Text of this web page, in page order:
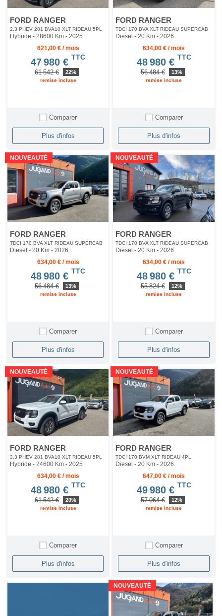
FORD RANGER
2.3 PHEV 281 BVA10 XLT RIDEAU 5PL
Hybride - 28600 Km - 2025
621,00 € / mois
47 980 € TTC
61 542 € 22%
remise incluse
Comparer
Plus d'infos
FORD RANGER
TDCI 170 BVA XLT RIDEAU SUPERCAB
Diesel - 20 Km- 2026
634,00 € / mois
48 980 € TTC
56 484 € 13%
remise incluse
Comparer
Plus d'infos
NOUVEAUTÉ
FORD RANGER
TDCI 170 BVA XLT RIDEAU SUPERCAB
Diesel - 20 Km - 2026
634,00 € / mois
48 980 € TTC
56 484 € 13%
remise incluse
Comparer
Plus d'infos
NOUVEAUTÉ
FORD RANGER
TDCI 170 BVA XLT RIDEAU SUPERCAB
Diesel - 20 Km- 2026
634,00 € / mois
48 980 € TTC
55 824 € 12%
remise incluse
Comparer
Plus d'infos
NOUVEAUTÉ
FORD RANGER
2.3 PHEV 281 BVA10 XLT RIDEAU 5PL
Hybride - 24600 Km - 2025
634,00 € / mois
48 980 € TTC
61 542 € 20%
remise incluse
Comparer
Plus d'infos
NOUVEAUTÉ
FORD RANGER
TDCI 170 BVM XLT RIDEAU 4PL
Diesel - 20 Km- 2026
647,00 € / mois
49 980 € TTC
57 064 € 12%
remise incluse
Comparer
Plus d'infos
NOUVEAUTÉ